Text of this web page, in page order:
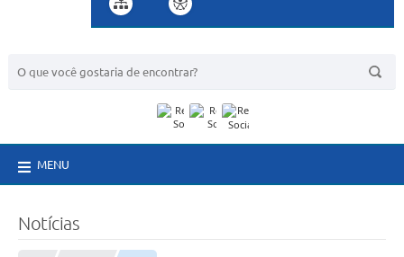
MENU
Notícias